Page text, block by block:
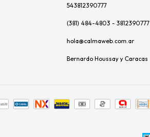
543812390777
(381) 484-4803 - 3812390777
hola@calmaweb.com.ar
Bernardo Houssay y Caracas